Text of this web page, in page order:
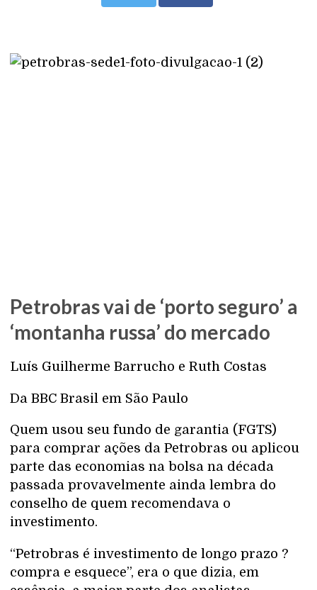
Petrobras vai de ‘porto seguro’ a
‘montanha russa’ do mercado
Luís Guilherme Barrucho e Ruth Costas
Da BBC Brasil em São Paulo
Quem usou seu fundo de garantia (FGTS)
para comprar ações da Petrobras ou aplicou
parte das economias na bolsa na década
passada provavelmente ainda lembra do
conselho de quem recomendava o
investimento.
“Petrobras é investimento de longo prazo ?
compra e esquece”, era o que dizia, em